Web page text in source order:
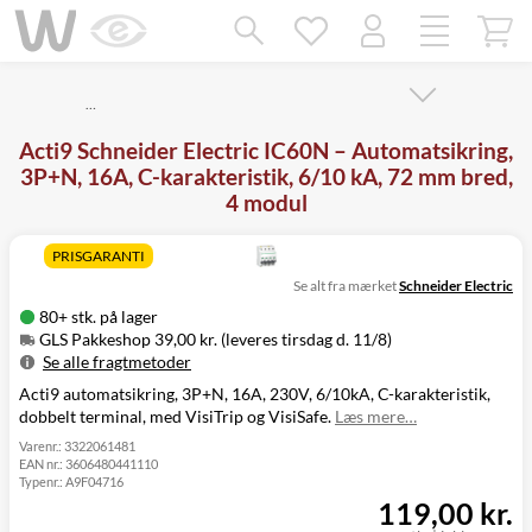
…
Acti9 Schneider Electric IC60N – Automatsikring,
3P+N, 16A, C-karakteristik, 6/10 kA, 72 mm bred,
4 modul
PRISGARANTI
80+ stk. på lager
GLS Pakkeshop 39,00 kr. (leveres tirsdag d. 11/8)
Se alle fragtmetoder
Metode
Pris
Leveres
GLS Pakkeshop
39,00 kr.
Tirsdag d. 11/8
GLS
Hjemmelevering
GLS Erhverv
Se alt fra mærketSchneider Electric
Acti9 automatsikring, 3P+N, 16A, 230V, 6/10kA, C-karakteristik,
dobbelt terminal, med VisiTrip og VisiSafe. Læs mere…
Varenr.: 3322061481
EAN nr.: 3606480441110
Typenr.: A9F04716
119,00 kr.
Mangler chatten?
Ret samtykke!